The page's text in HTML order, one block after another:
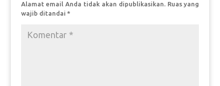
Alamat email Anda tidak akan dipublikasikan. Ruas yang
wajib ditandai *